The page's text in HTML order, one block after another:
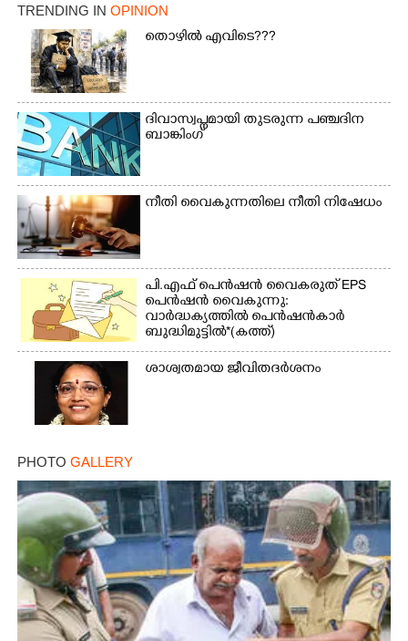
TRENDING IN OPINION
തൊഴിൽ എവിടെ???
ദിവാസ്വപ്നമായി തുടരുന്ന പഞ്ചദിന
ബാങ്കിംഗ്
നീതി വൈകുന്നതിലെ നീതി നിഷേധം
പി.എഫ് പെൻഷൻ വൈകരുത് EPS
പെൻഷൻ വൈകുന്നു:
വാർദ്ധക്യത്തിൽ പെൻഷൻകാർ
ബുദ്ധിമുട്ടിൽ*(കത്ത്)
ശാശ്വതമായ ജീവിതദർശനം
PHOTO GALLERY